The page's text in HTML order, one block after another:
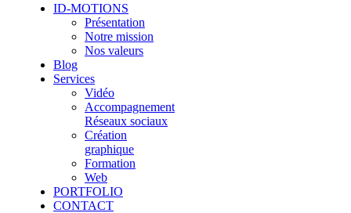
ID-MOTIONS
Présentation
Notre mission
Nos valeurs
Blog
Services
Vidéo
Accompagnement
Réseaux sociaux
Création
graphique
Formation
Web
PORTFOLIO
CONTACT